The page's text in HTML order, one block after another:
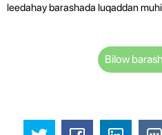
leedahay barashada luqaddan
Bilow